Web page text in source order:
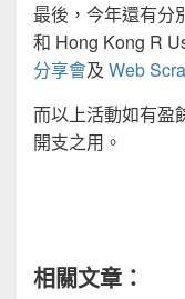
最後，今年還有分
和 Hong Kong R
分享會及 Web
而以上活動如有盈
開支之用。
相關文章：